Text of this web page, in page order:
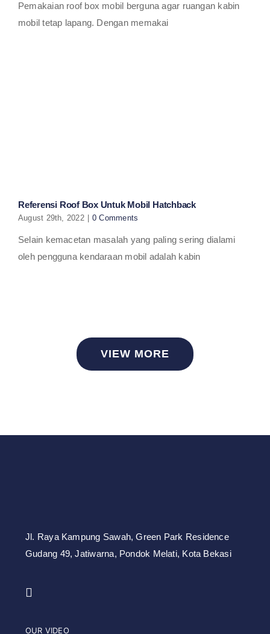
Pemakaian roof box mobil berguna agar ruangan kabin
mobil tetap lapang. Dengan memakai
Referensi Roof Box Untuk Mobil Hatchback
August 29th, 2022 0 Comments
Selain kemacetan masalah yang paling sering dialami
oleh pengguna kendaraan mobil adalah kabin
VIEW MORE
Jl. Raya Kampung Sawah,Green Park Residence
Gudang 49,Jatiwarna, Pondok Melati, Kota Bekasi
OUR VIDEO